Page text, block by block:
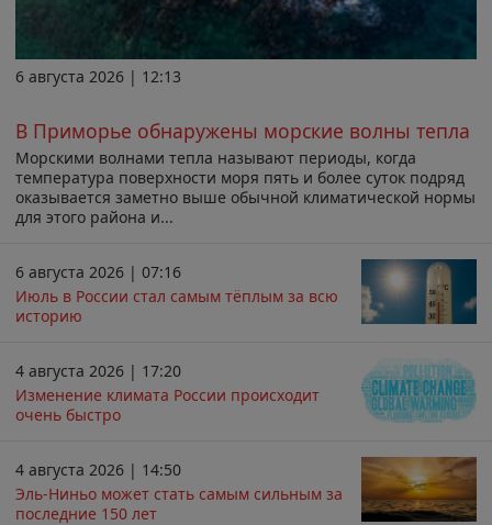
6 августа 2026 | 12:13
В Приморье обнаружены морские волны тепла
Морскими волнами тепла называют периоды, когда
температура поверхности моря пять и более суток подряд
оказывается заметно выше обычной климатической нормы
для этого района и...
6 августа 2026 | 07:16
Июль в России стал самым тёплым за всю
историю
4 августа 2026 | 17:20
Изменение климата России происходит
очень быстро
4 августа 2026 | 14:50
Эль-Ниньо может стать самым сильным за
последние 150 лет